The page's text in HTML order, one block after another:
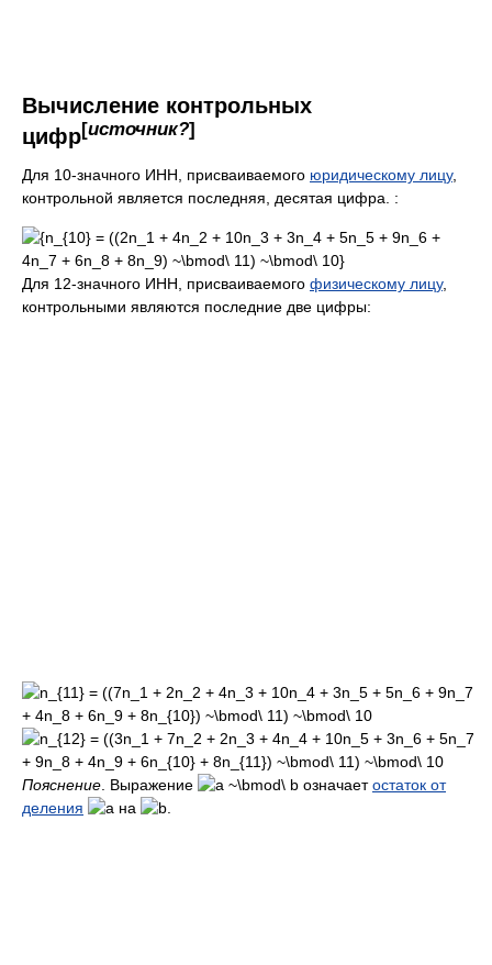
Вычисление контрольных
цифр[источник?]
Для 10-значного ИНН, присваиваемого юридическому лицу,
контрольной является последняя, десятая цифра. :
Для 12-значного ИНН, присваиваемого физическому лицу,
контрольными являются последние две цифры:
Пояснение . Выражение означаетостаток от
деления
на